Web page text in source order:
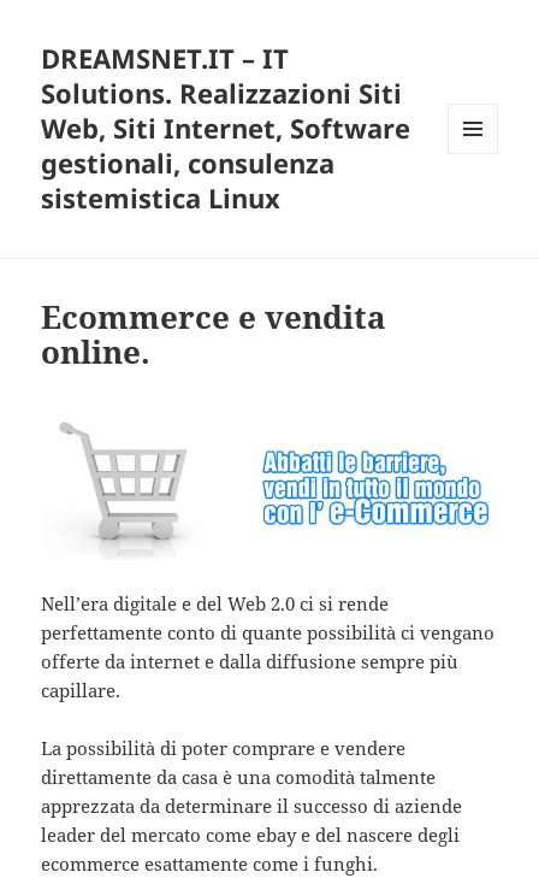
DREAMSNET.IT – IT
Solutions. Realizzazioni Siti
Web, Siti Internet, Software
gestionali, consulenza
sistemistica Linux
Ecommerce e vendita
online.
Nell’era digitale e del Web 2.0 ci si rende
perfettamente conto di quante possibilità ci vengano
offerte da internet e dalla diffusione sempre più
capillare.
La possibilità di poter comprare e vendere
direttamente da casa è una comodità talmente
apprezzata da determinare il successo di aziende
leader del mercato come ebay e del nascere degli
ecommerce esattamente come i funghi.